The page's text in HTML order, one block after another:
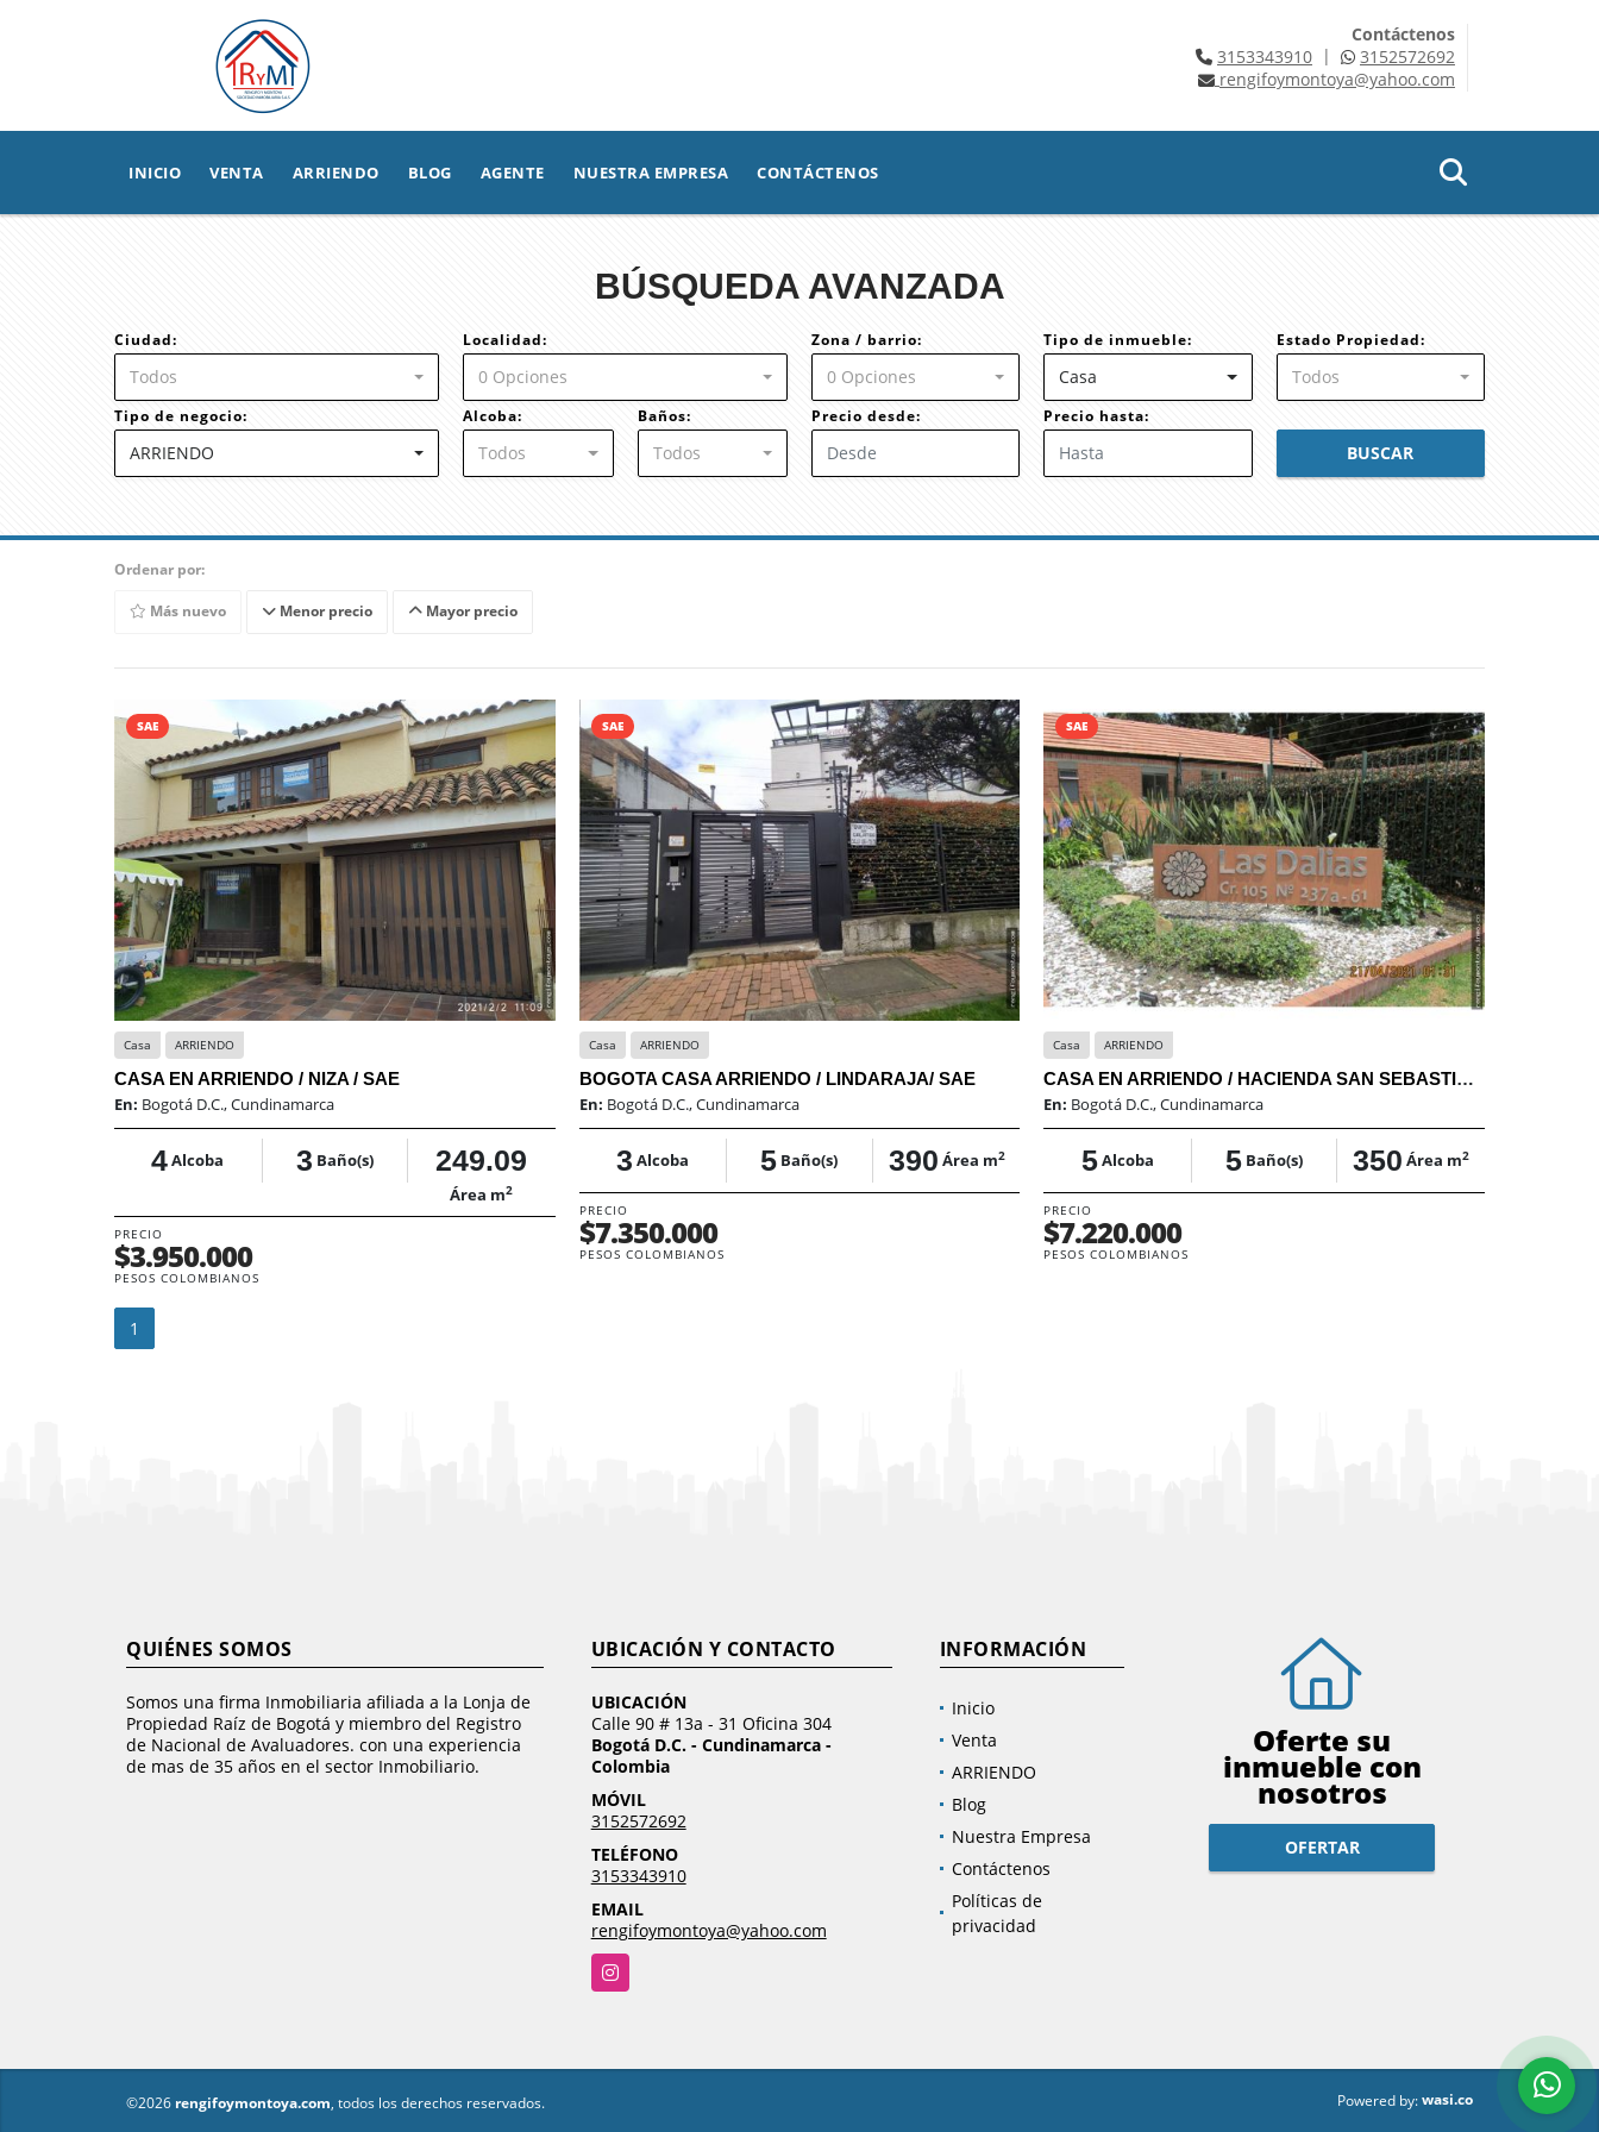
Contáctenos
3153343910|
3152572692
rengifoymontoya@yahoo.com
INICIO VENTA ARRIENDO BLOG AGENTE NUESTRA EMPRESA CONTÁCTENOS
BÚSQUEDA AVANZADA
Ciudad:
Todos
Localidad:
0 Opciones
Zona / barrio:
0 Opciones
Tipo de inmueble:
Casa
Estado Propiedad:
Todos
Tipo de negocio:
ARRIENDO
Alcoba:
Todos
Baños:
Todos
Precio desde: Precio hasta:
BUSCAR
Ordenar por:
Más nuevo Menor precio Mayor precio
SAE
Casa ARRIENDO
CASA EN ARRIENDO / NIZA / SAE
En: Bogotá D.C., Cundinamarca
4Alcoba 3 Baño(s) 249.09
Área m2
PRECIO
$3.950.000
PESOS COLOMBIANOS
SAE
Casa ARRIENDO
BOGOTA CASA ARRIENDO / LINDARAJA/ SAE
En: Bogotá D.C., Cundinamarca
3 Alcoba 5 Baño(s) 390 Área m2
PRECIO
$7.350.000
PESOS COLOMBIANOS
SAE
Casa ARRIENDO
CASA EN ARRIENDO / HACIENDA SAN SEBASTIAN / SAE
En: Bogotá D.C., Cundinamarca
5Alcoba 5 Baño(s) 350 Área m2
PRECIO
$7.220.000
PESOS COLOMBIANOS
1
QUIÉNES SOMOS
Somos una firma Inmobiliaria afiliada a la Lonja de
Propiedad Raíz de Bogotá y miembro del Registro
de Nacional de Avaluadores. con una experiencia
de mas de 35 años en el sector Inmobiliario.
UBICACIÓN Y CONTACTO
UBICACIÓN
Calle 90 # 13a - 31 Oficina 304
Bogotá D.C. - Cundinamarca -
Colombia
MÓVIL
3152572692
TELÉFONO
3153343910
EMAIL
rengifoymontoya@yahoo.com
Instagram
INFORMACIÓN
Inicio
Venta
ARRIENDO
Blog
Nuestra Empresa
Contáctenos
Políticas de
privacidad
Oferte su
inmueble con
nosotros
OFERTAR
©2026 rengifoymontoya.com, todos los derechos reservados. Powered by:wasi.co